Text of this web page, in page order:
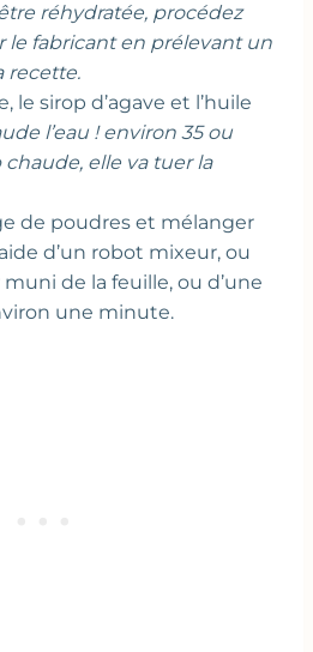
réhydratée, procédez
fabricant en prélevant un
recette.
le sirop d’agave et l’huile
l’eau ! environ 35 ou
chaude, elle va tuer la
de poudres et mélanger
d’un robot mixeur, ou
de la feuille, ou d’une
une minute.